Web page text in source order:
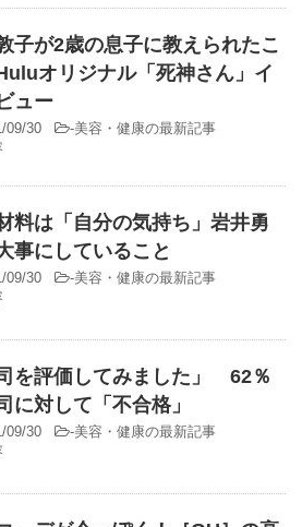
子が2歳の息子に教えられたこ
オリジナル「死神さん」イ
ュー
09/30 -美容・健康の最新記事
料は「自分の気持ち」岩井勇
事にしていること
09/30 -美容・健康の最新記事
司を評価してみました」 62％
に対して「不合格」
09/30 -美容・健康の最新記事